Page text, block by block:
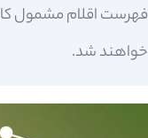
خواهند شد.